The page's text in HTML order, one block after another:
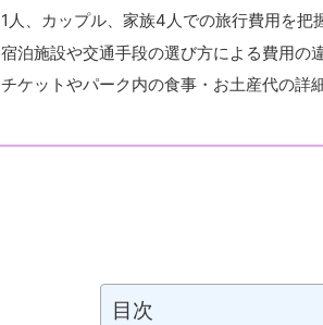
1人、カップル、家族4人での旅行費用を把
宿泊施設や交通手段の選び方による費用の
チケットやパーク内の食事・お土産代の詳
目次